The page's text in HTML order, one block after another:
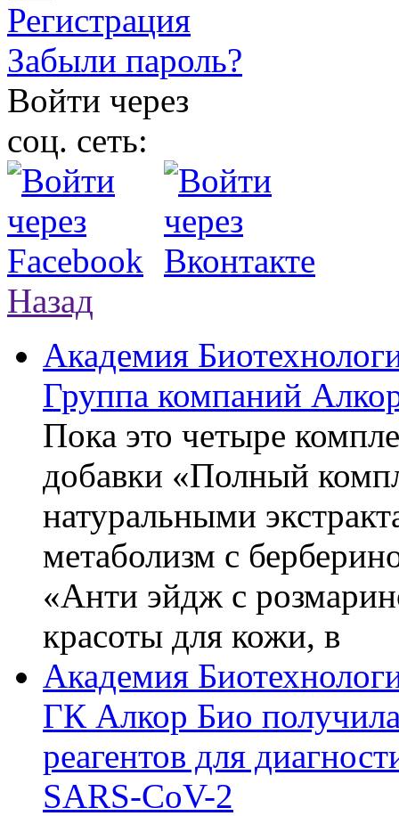
Регистрация
Забыли пароль?
Войти через
соц. сеть:
Назад
Академия
Группа компаний
Пока это четыре
добавки «Полный
натуральными
метаболизм с
«Анти эйдж с
красоты для кожи, в
Академия
ГК Алкор Био
реагентов для
SARS-CoV-2